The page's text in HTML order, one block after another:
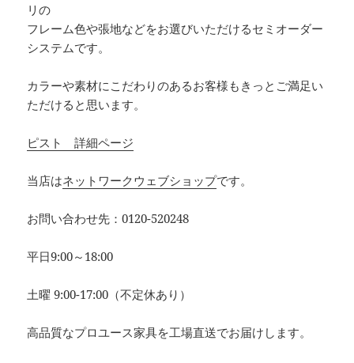
リの
フレーム色や張地などをお選びいただけるセミオーダー
システムです。
カラーや素材にこだわりのあるお客様もきっとご満足い
ただけると思います。
ピスト 詳細ページ
当店はネットワークウェブショップです。
お問い合わせ先：0120-520248
平日9:00～18:00
土曜 9:00-17:00（不定休あり）
高品質なプロユース家具を工場直送でお届けします。